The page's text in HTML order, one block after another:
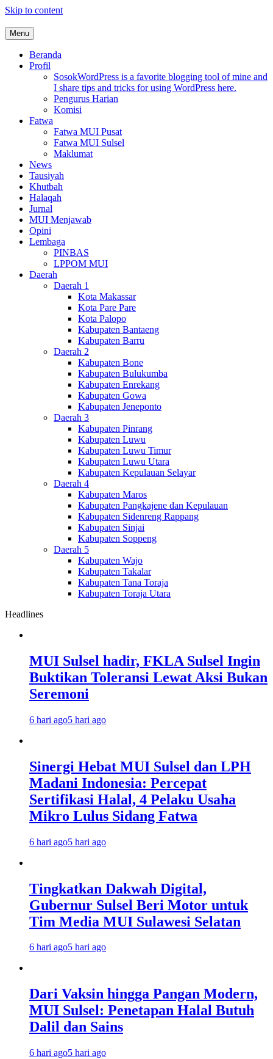
Skip to content
MUI Sulawesi Selatan
Khadimul Ummah wa Shadiqul Hukuuma
Menu
Beranda
Profil
SosokWordPress is a favorite blogging tool of mine and
I share tips and tricks for using WordPress here.
Pengurus Harian
Komisi
Fatwa
Fatwa MUI Pusat
Fatwa MUI Sulsel
Maklumat
News
Tausiyah
Khutbah
Halaqah
Jurnal
MUI Menjawab
Opini
Lembaga
PINBAS
LPPOM MUI
Daerah
Daerah 1
Kota Makassar
Kota Pare Pare
Kota Palopo
Kabupaten Bantaeng
Kabupaten Barru
Daerah 2
Kabupaten Bone
Kabupaten Bulukumba
Kabupaten Enrekang
Kabupaten Gowa
Kabupaten Jeneponto
Daerah 3
Kabupaten Pinrang
Kabupaten Luwu
Kabupaten Luwu Timur
Kabupaten Luwu Utara
Kabupaten Kepulauan Selayar
Daerah 4
Kabupaten Maros
Kabupaten Pangkajene dan Kepulauan
Kabupaten Sidenreng Rappang
Kabupaten Sinjai
Kabupaten Soppeng
Daerah 5
Kabupaten Wajo
Kabupaten Takalar
Kabupaten Tana Toraja
Kabupaten Toraja Utara
Headlines
MUI Sulsel hadir, FKLA Sulsel Ingin
Buktikan Toleransi Lewat Aksi Bukan
Seremoni
6 hari ago5 hari ago
Sinergi Hebat MUI Sulsel dan LPH
Madani Indonesia: Percepat
Sertifikasi Halal, 4 Pelaku Usaha
Mikro Lulus Sidang Fatwa
6 hari ago5 hari ago
Tingkatkan Dakwah Digital,
Gubernur Sulsel Beri Motor untuk
Tim Media MUI Sulawesi Selatan
6 hari ago5 hari ago
Dari Vaksin hingga Pangan Modern,
MUI Sulsel: Penetapan Halal Butuh
Dalil dan Sains
6 hari ago5 hari ago